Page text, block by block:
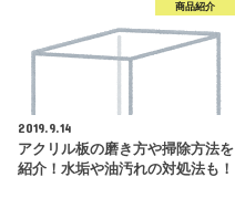
商品紹介
2019.9.14
アクリル板の磨き方や掃除方法を
紹介！水垢や油汚れの対処法も！